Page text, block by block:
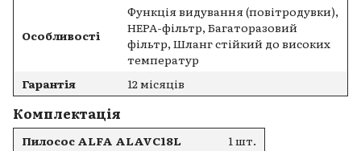
Особливості
Функція видування (повітродувки),
HEPA-фільтр, Багаторазовий
фільтр, Шланг стійкий до високих
температур
Гарантія
12 місяців
Комплектація
Пилосос ALFA ALAVC18L
1 шт.